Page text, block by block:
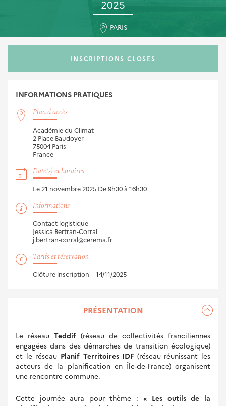
2025
PARIS
INSCRIPTIONS CLOSES
INFORMATIONS PRATIQUES
Plan d'accès
Académie du Climat
2 Place Baudoyer
75004 Paris
France
Date(s) et horaires
Le 21 novembre 2025 De 9h30 à 16h30
Informations
Contact logistique
Jessica Bertran-Corral
j.bertran-corral@cerema.fr
Tarifs et réservation
Clôture inscription 14/11/2025
PRÉSENTATION
Le réseau Teddif (réseau de collectivités franciliennes
engagées dans des démarches de transition écologique)
et le réseau Planif Territoires IDF (réseau réunissant les
acteurs de la planification en Île-de-France) organisent
une rencontre commune.
Cette journée aura pour thème : « Les outils de la